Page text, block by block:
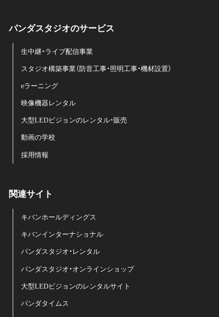
パンダスタジオのサービス
生中継・ライブ配信事業
スタジオ構築事業（防音工事・照明工事・機材設置）
eラーニング
映像機器レンタル
大型LEDビジョンのレンタル・販売
動画の学校
採用情報
関連サイト
キバンホールディングス
キバンインターナショナル
パンダスタジオ・レンタル
パンダスタジオ・オンラインショップ
大型LEDビジョンのレンタルサイト
パンダタイムス